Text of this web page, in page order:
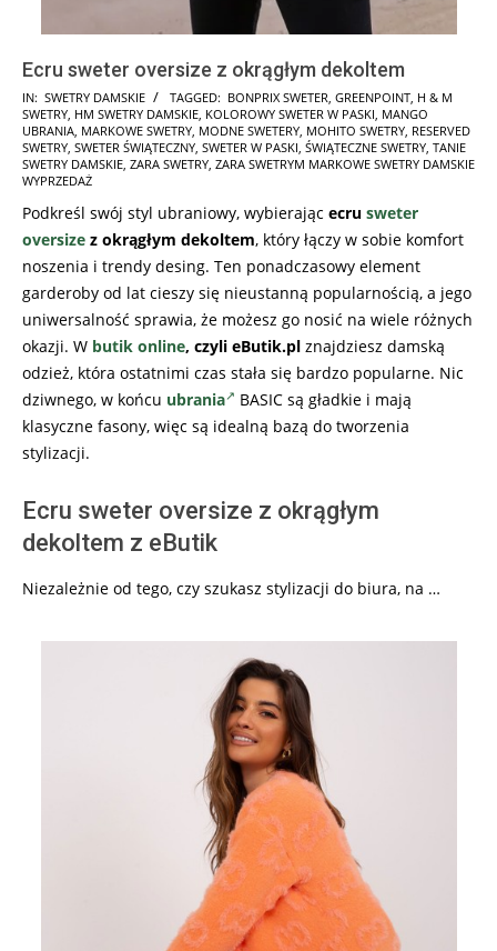
Ecru sweter oversize z okrągłym dekoltem
2025-
11-
17
IN: SWETRY DAMSKIE TAGGED: BONPRIX SWETER GREENPOINT H & M
SWETRY HM SWETRY DAMSKIE KOLOROWY SWETER W PASKI MANGO
UBRANIA MARKOWE SWETRY MODNE SWETERY MOHITO SWETRY RESERVED
SWETRY SWETER ŚWIĄTECZNY SWETER W PASKI ŚWIĄTECZNE SWETRY TANIE
SWETRY DAMSKIE ZARA SWETRY ZARA SWETRYM MARKOWE SWETRY DAMSKIE
WYPRZEDAŻ
Podkreśl swój styl ubraniowy, wybierając ecru sweter
oversize z okrągłym dekoltem, który łączy w sobie komfort
noszenia i trendy desing. Ten ponadczasowy element
garderoby od lat cieszy się nieustanną popularnością, a jego
uniwersalność sprawia, że możesz go nosić na wiele różnych
okazji. W butik online, czyli eButik.pl znajdziesz damską
odzież, która ostatnimi czas stała się bardzo popularne. Nic
dziwnego, w końcu ubrania
BASIC są gładkie i mają
klasyczne fasony, więc są idealną bazą do tworzenia
stylizacji.
Ecru sweter oversize z okrągłym
dekoltem z eButik
Niezależnie od tego, czy szukasz stylizacji do biura, na …